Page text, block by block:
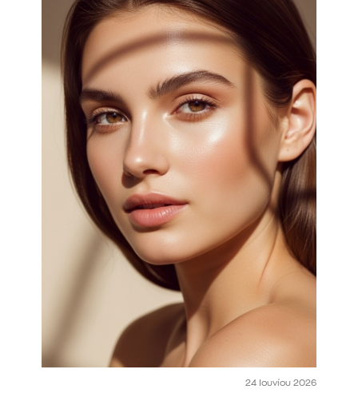
24 Ιουνίου 2026